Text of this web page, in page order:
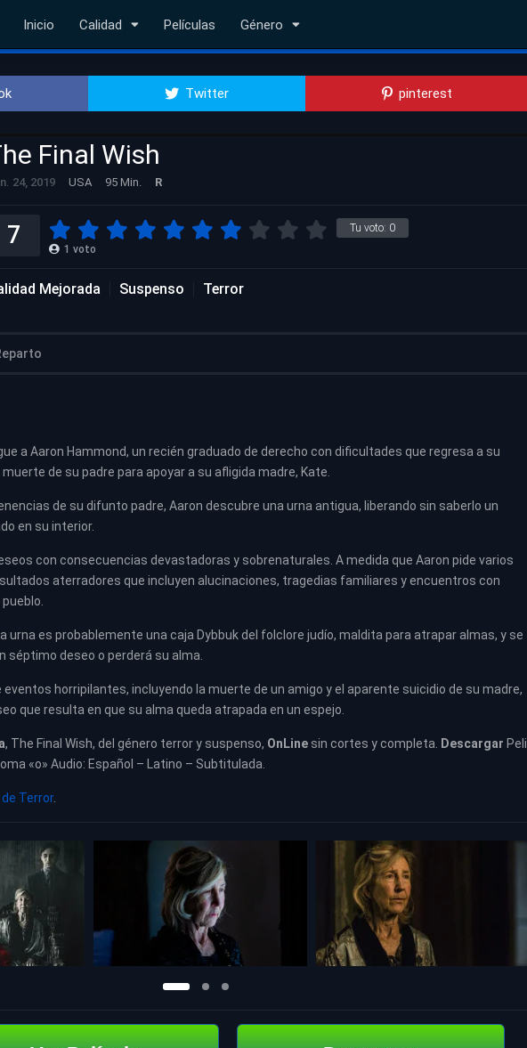
Inicio Calidad Películas Género
Twitter pinterest
Final Wish
24, 2019 USA 95 Min. R
Tu voto: 0
7 1 voto
Mejorada Suspenso Terror
a Aaron Hammond, un recién graduado de derecho con dificultades que regresa a su
de su padre para apoyar a su afligida madre, Kate.
de su difunto padre, Aaron descubre una urna antigua, liberando sin saberlo un
en su interior.
con consecuencias devastadoras y sobrenaturales. A medida que Aaron pide varios
aterradores que incluyen alucinaciones, tragedias familiares y encuentros con
urna es probablemente una caja Dybbuk del folclore judío, maldita para atrapar almas, y se
séptimo deseo o perderá su alma.
eventos horripilantes, incluyendo la muerte de un amigo y el aparente suicidio de su madre,
que resulta en que su alma queda atrapada en un espejo.
, The Final Wish, del género terror y suspenso, OnLine sin cortes y completa. Descargar Peli
«o» Audio: Español – Latino – Subtitulada.
Terror.